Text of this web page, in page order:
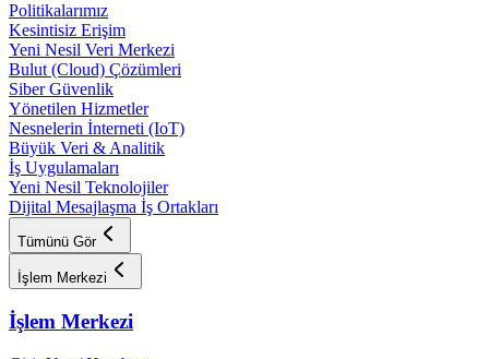
Politikalarımız
Kesintisiz Erişim
Yeni Nesil Veri Merkezi
Bulut (Cloud) Çözümleri
Siber Güvenlik
Yönetilen Hizmetler
Nesnelerin İnterneti (IoT)
Büyük Veri & Analitik
İş Uygulamaları
Yeni Nesil Teknolojiler
Dijital Mesajlaşma İş Ortakları
Tümünü Gör
İşlem Merkezi
İşlem Merkezi